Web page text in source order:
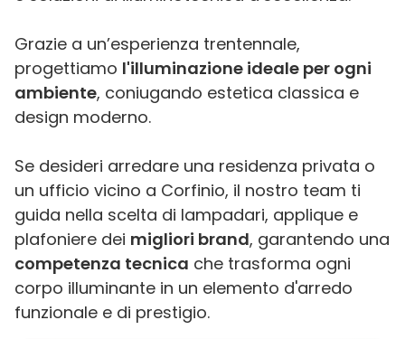
Grazie a un’esperienza trentennale,
progettiamo l'illuminazione ideale per ogni
ambiente, coniugando estetica classica e
design moderno.
Se desideri arredare una residenza privata o
un ufficio vicino a Corfinio, il nostro team ti
guida nella scelta di lampadari, applique e
plafoniere dei migliori brand, garantendo una
competenza tecnica che trasforma ogni
corpo illuminante in un elemento d'arredo
funzionale e di prestigio.